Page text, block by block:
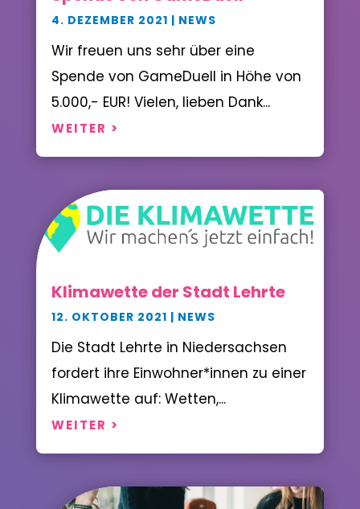
4. DEZEMBER 2021 | NEWS
Wir freuen uns sehr über eine
Spende von GameDuell in Höhe von
5.000,- EUR! Vielen, lieben Dank...
WEITER >
Klimawette der Stadt Lehrte
12. OKTOBER 2021 | NEWS
Die Stadt Lehrte in Niedersachsen
fordert ihre Einwohner*innen zu einer
Klimawette auf: Wetten,...
WEITER >